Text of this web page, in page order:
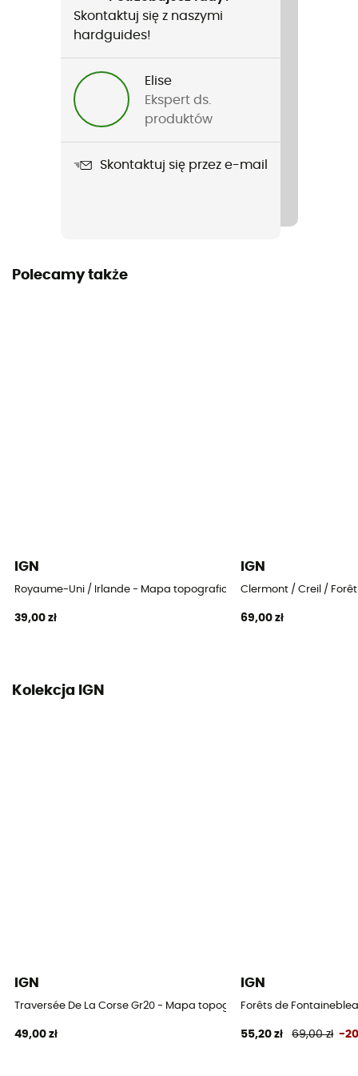
Skontaktuj się z naszymi
hardguides!
Elise
Ekspert ds.
produktów
Skontaktuj się przez e-mail
Polecamy także
IGN
Royaume-Uni / Irlande - Mapa topograficzna
39,00 zł
IGN
Clermont / Creil /
69,00 zł
Kolekcja IGN
IGN
Traversée De La Corse Gr20 - Mapa topograficzna
49,00 zł
IGN
Forêts de
55,20 zł 69,00 zł -